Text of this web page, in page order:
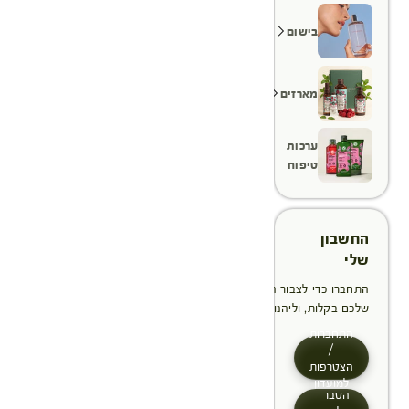
בישום
מארזים
ערכות
טיפוח
החשבון
שלי
התחברו כדי לצבור הטבות, לנהל ולעקוב אחר ההזמנות
שלכם בקלות, וליהנות מתהליך תשלום מהיר יותר
התחברות
/
הצטרפות
למועדון
הסבר